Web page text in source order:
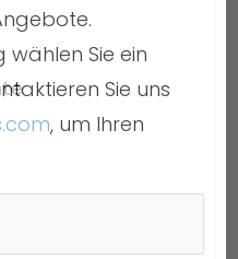
wählen Sie ein
Sie uns
, um Ihren